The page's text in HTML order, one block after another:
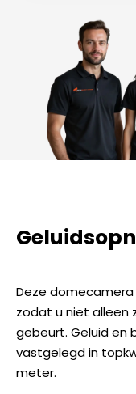
Deze
zodat u niet alleen
gebeurt. Geluid en
vastgelegd in
meter.